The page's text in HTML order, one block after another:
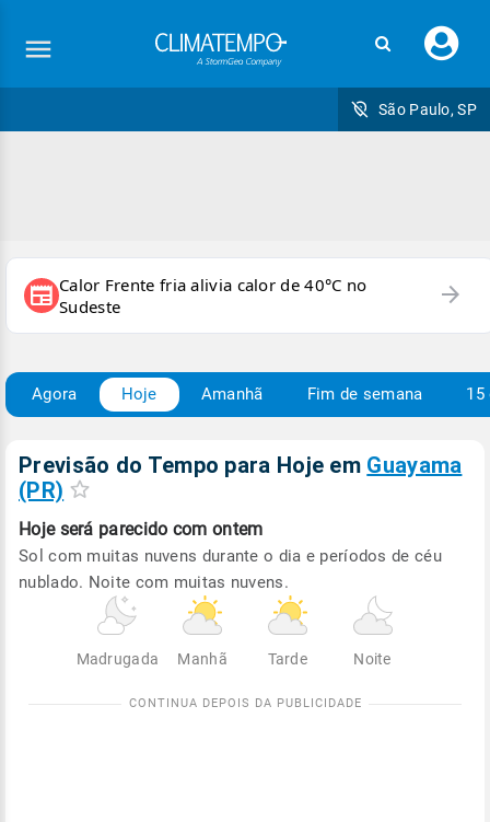
seu
São Paulo, SP
newspaper Calor Frente fria alivia calor de 40°C no
Sudeste
arrow_forward
Agora Hoje Amanhã Fim de semana 15
Previsão do Tempo para Hoje em Guayama
(PR)
Hoje será parecido com ontem
Sol com muitas nuvens durante o dia e períodos de céu
nublado. Noite com muitas nuvens.
Madrugada Manhã Tarde Noite